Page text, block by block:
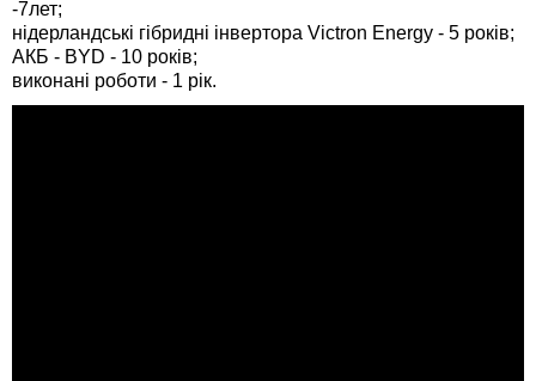
-7лет;
нідерландські гібридні інвертора Victron Energy - 5 років;
АКБ - BYD - 10 років;
виконані роботи - 1 рік.